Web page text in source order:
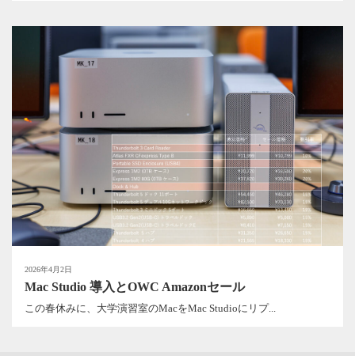
2026年4月2日
Mac Studio 導入とOWC Amazonセール
この春休みに、大学演習室のMacをMac Studioにリプ...